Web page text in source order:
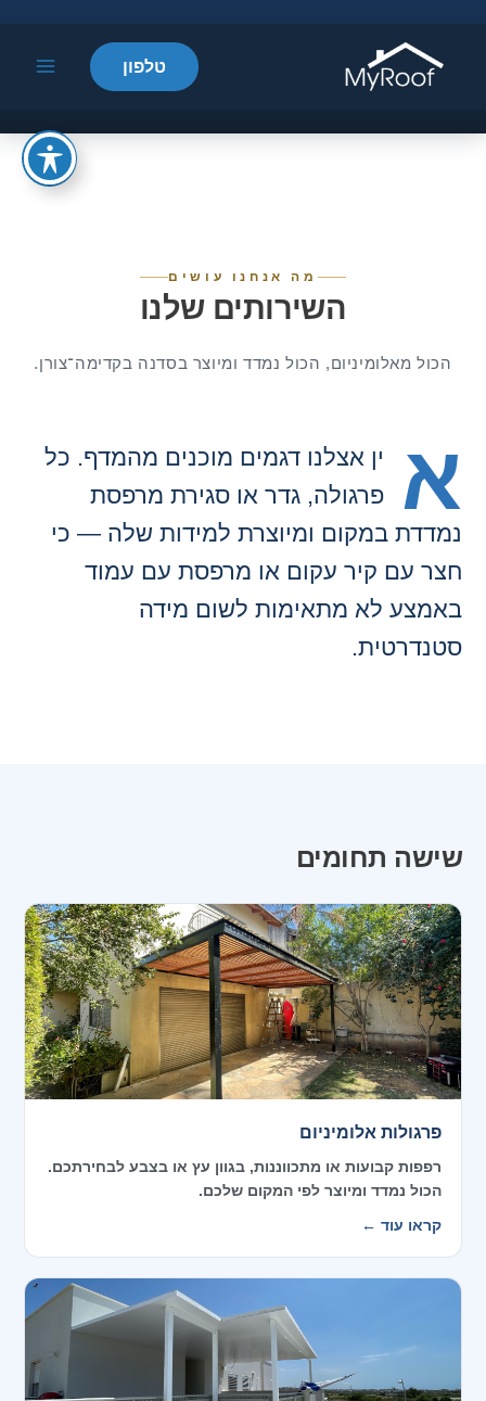
טלפון
מה אנחנו עושים
השירותים שלנו
הכול מאלומיניום, הכול נמדד ומיוצר בסדנה בקדימה־צורן.
א
ין אצלנו דגמים מוכנים מהמדף. כל
פרגולה, גדר או סגירת מרפסת
נמדדת במקום ומיוצרת למידות שלה — כי
חצר עם קיר עקום או מרפסת עם עמוד
באמצע לא מתאימות לשום מידה
סטנדרטית.
שישה תחומים
פרגולות אלומיניום
רפפות קבועות או מתכווננות, בגוון עץ או בצבע לבחירתכם.
הכול נמדד ומיוצר לפי המקום שלכם.
קראו עוד ←